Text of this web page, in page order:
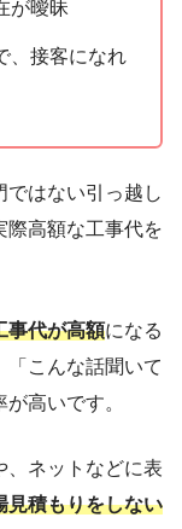
が曖昧
、接客になれ
ではない引っ越し
際高額な工事代を
事代が高額になる
「こんな話聞いて
高いです。
、ネットなどに表
見積もりをしない